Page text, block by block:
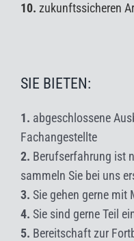
10. zukunftssicheren
SIE BIETEN:
1. abgeschlossene
Fachangestellte
2. Berufserfahrung ist
sammeln Sie bei uns
3. Sie gehen gerne mit
4. Sie sind gerne Teil
5. Bereitschaft zur